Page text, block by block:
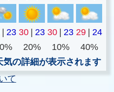
| 23 30 | 23 30 | 23 29 | 24
20% 10%
40%
気の詳細が表示されます
て